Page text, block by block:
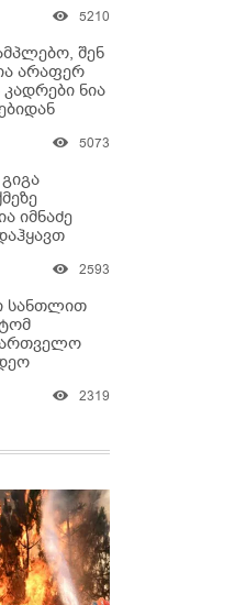
- გიგა5210
შენ
არაფერ
კადრები ნია
5073
იმნაძე
2593
სანთლით
2319